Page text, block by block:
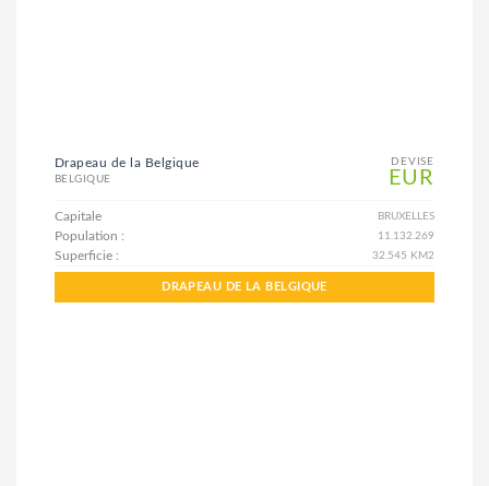
DEVISE
EUR
Drapeau de la Belgique
BELGIQUE
Capitale BRUXELLES
Population : 11.132.269
Superficie : 32.545 KM2
DRAPEAU DE LA BELGIQUE